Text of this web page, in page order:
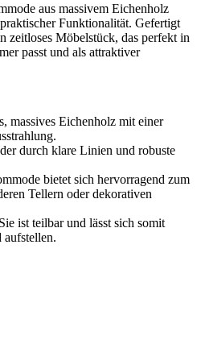
aus massivem Eichenholz
Funktionalität. Gefertigt
zeitloses Möbelstück, das perfekt in
passt und als attraktiver
massives Eichenholz mit einer
durch klare Linien und robuste
bietet sich hervorragend zum
Tellern oder dekorativen
Sie ist teilbar und lässt sich somit
aufstellen.